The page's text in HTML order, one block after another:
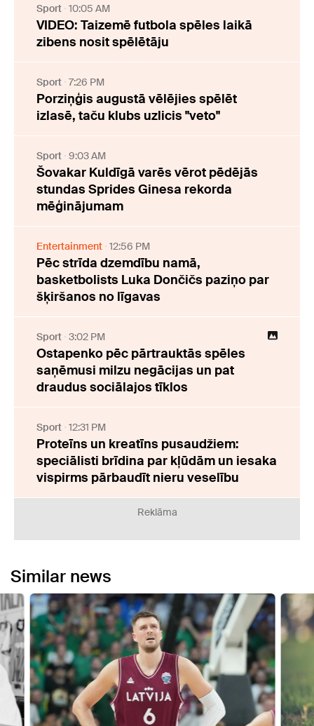
Sport 10:05 AM
VIDEO: Taizemē futbola spēles laikā
zibens nosit spēlētāju
Sport 7:26 PM
Porziņģis augustā vēlējies spēlēt
izlasē, taču klubs uzlicis "veto"
Sport 9:03 AM
Šovakar Kuldīgā varēs vērot pēdējās
stundas Sprides Ginesa rekorda
mēģinājumam
Entertainment 12:56 PM
Pēc strīda dzemdību namā,
basketbolists Luka Dončičs paziņo par
šķiršanos no līgavas
Sport 3:02 PM
Ostapenko pēc pārtrauktās spēles
saņēmusi milzu negācijas un pat
draudus sociālajos tīklos
Sport 12:31 PM
Proteīns un kreatīns pusaudžiem:
speciālisti brīdina par kļūdām un iesaka
vispirms pārbaudīt nieru veselību
Reklāma
Similar news